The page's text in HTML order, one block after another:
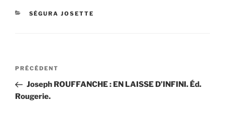
CATÉGORIES
SÉGURA JOSETTE
Navigation
l’article
Article
précédent
PRÉCÉDENT
Joseph ROUFFANCHE : EN LAISSE D’INFINI. Éd.
Rougerie.